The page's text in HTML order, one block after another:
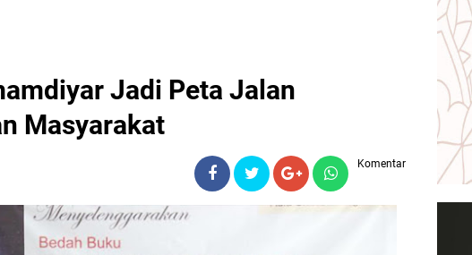
Jadi Peta Jalan
Masyarakat
Komentar